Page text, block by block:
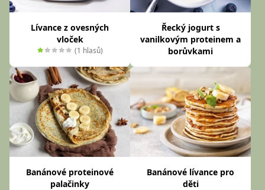
Lívance z ovesných
vloček
(1 hlasů)
Řecký jogurt s
vanilkovým proteinem a
borůvkami
Banánové proteinové
palačinky
Banánové lívance pro
děti